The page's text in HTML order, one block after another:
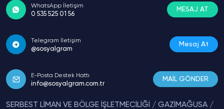
WhatsApp İletişim
0 535 525 01 56
MESAJ AT
Telegram İletişim
@sosyalgram
Mesaj At
E-Posta Destek Hattı
info@sosyalgram.com.tr
MAİL GÖNDER
SERBEST LİMAN VE BÖLGE İŞLETMECİLİĞİ / GAZİMAĞUSA /